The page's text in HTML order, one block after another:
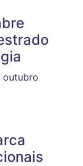
outubro